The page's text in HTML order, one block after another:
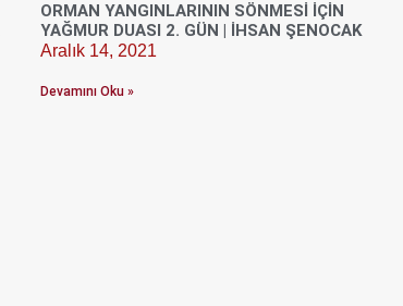
ORMAN YANGINLARININ SÖNMESI İÇIN
YAĞMUR DUASI 2. GÜN | İHSAN ŞENOCAK
Aralık 14, 2021
Devamını Oku »